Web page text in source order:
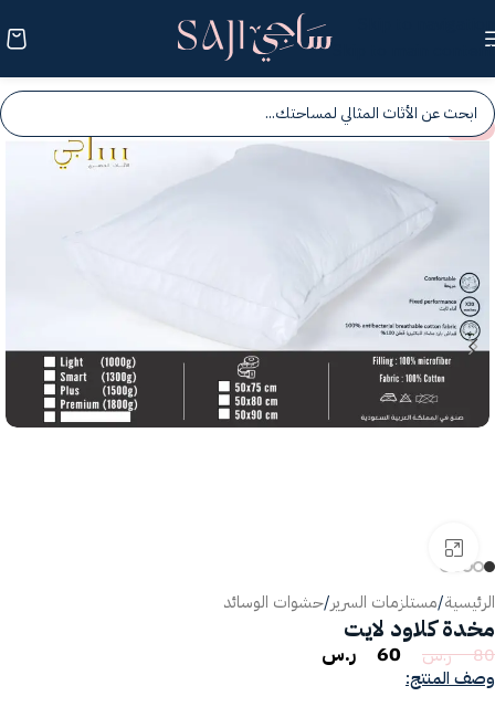
Skip to main content
-25%
الرئيسية/مستلزمات السرير/حشوات الوسائد
مخدة كلاود لايت
80 ر.س 60 ر.س
وصف المنتج: